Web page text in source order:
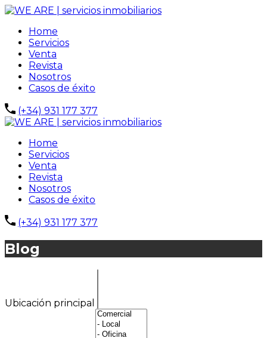
Home
Servicios
Venta
Revista
Nosotros
Casos de éxito
(+34) 931 177 377
Home
Servicios
Venta
Revista
Nosotros
Casos de éxito
(+34) 931 177 377
Blog
Ubicación principal